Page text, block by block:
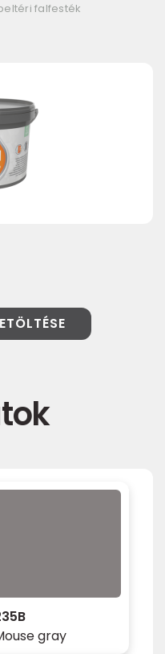
falfesték
gray